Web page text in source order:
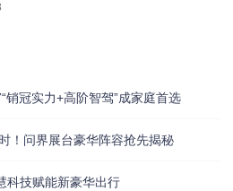
冠实力+高阶智驾”成家庭首选
！问界展台豪华阵容抢先揭秘
科技赋能新豪华出行